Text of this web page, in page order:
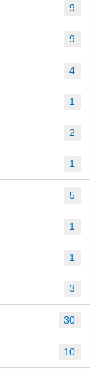
9
9
4
1
2
1
5
1
1
3
30
10